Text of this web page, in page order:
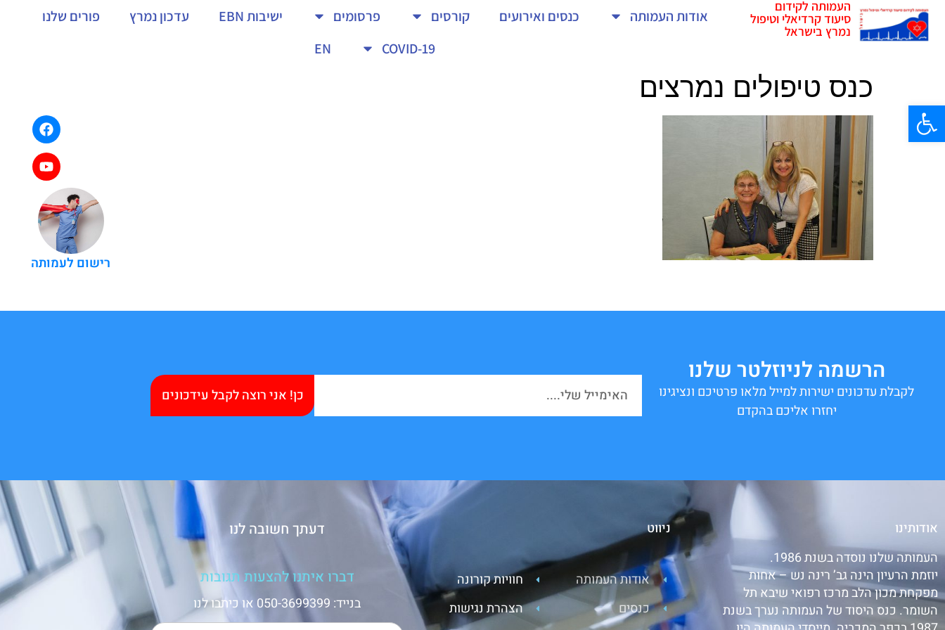
פתח סרגל נגישות
העמותה לקידום
סיעוד קרדיאלי וטיפול
נמרץ בישראל
אודות העמותה כנסים ואירועים קורסים פרסומים ישיבות EBN עדכון נמרץ
פורים שלנו
COVID-19
EN
כנס טיפולים נמרצים
הרשמה לניוזלטר שלנו
לקבלת עדכונים ישירות למייל מלאו פרטיכם ונציגינו
יחזרו אליכם בהקדם
כן! אני רוצה לקבל עידכונים
אודותינו
העמותה שלנו נוסדה בשנת 1986.
יוזמת הרעיון הינה גב’ רינה נש – אחות
מפקחת מכון הלב מרכז רפואי שיבא תל
השומר. כנס היסוד של העמותה נערך בשנת
ניווט
אודות העמותה
כנסים
חוויות קורונה
הצהרת נגישות
דעתך חשובה לנו
דברו איתנו להצעות תגובות
בנייד: 050-3699399 או כיתבו לנו
רישום לעמותה